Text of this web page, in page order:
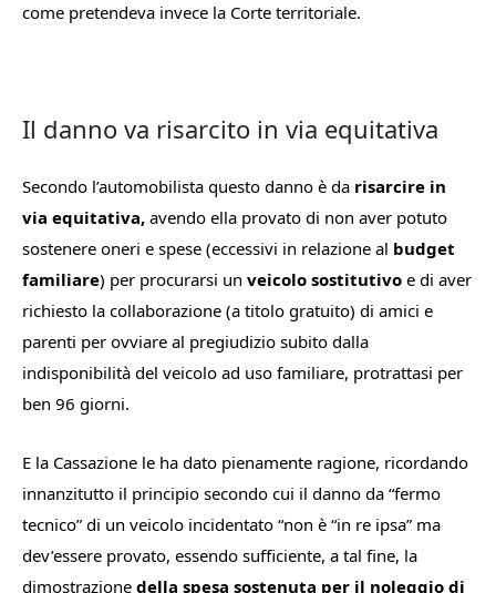
come pretendeva invece la Corte territoriale.
Il danno va risarcito in via equitativa
Secondo l’automobilista questo danno è da risarcire in
via equitativa, avendo ella provato di non aver potuto
sostenere oneri e spese (eccessivi in relazione al budget
familiare) per procurarsi un veicolo sostitutivo e di aver
richiesto la collaborazione (a titolo gratuito) di amici e
parenti per ovviare al pregiudizio subito dalla
indisponibilità del veicolo ad uso familiare, protrattasi per
ben 96 giorni.
E la Cassazione le ha dato pienamente ragione, ricordando
innanzitutto il principio secondo cui il danno da “fermo
tecnico” di un veicolo incidentato “non è “in re ipsa” ma
dev’essere provato, essendo sufficiente, a tal fine, la
dimostrazione della spesa sostenuta per il noleggio di